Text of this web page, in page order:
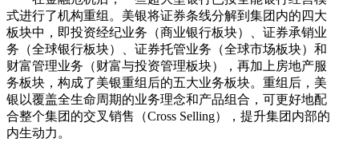
式进行了机构重组。美银将证券条线分解到集团内的四大
板块中，即投资经纪业务（商业银行板块）、证券承销业
务（全球银行板块）、证券托管业务（全球市场板块）和
财富管理业务（财富与投资管理板块），再加上房地产服
务板块，构成了美银重组后的五大业务板块。重组后，美
银以覆盖全生命周期的业务理念和产品组合，可更好地配
合整个集团的交叉销售（Cross Selling），提升集团内部的
内生动力。